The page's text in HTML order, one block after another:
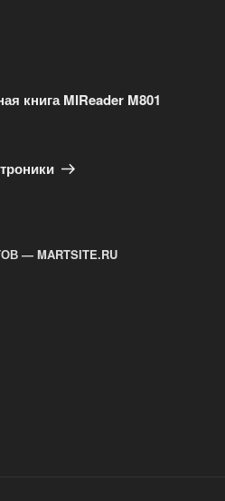
книга MIReader M801
— MARTSITE.RU